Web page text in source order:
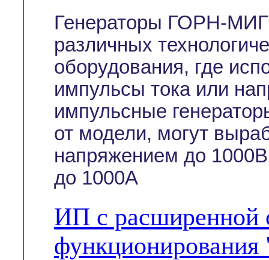
Генераторы ГОРН-
различных
оборудования, где
импульсы тока или
импульсные
от модели, могут
напряжением до
до 1000А
ИП с расширенной